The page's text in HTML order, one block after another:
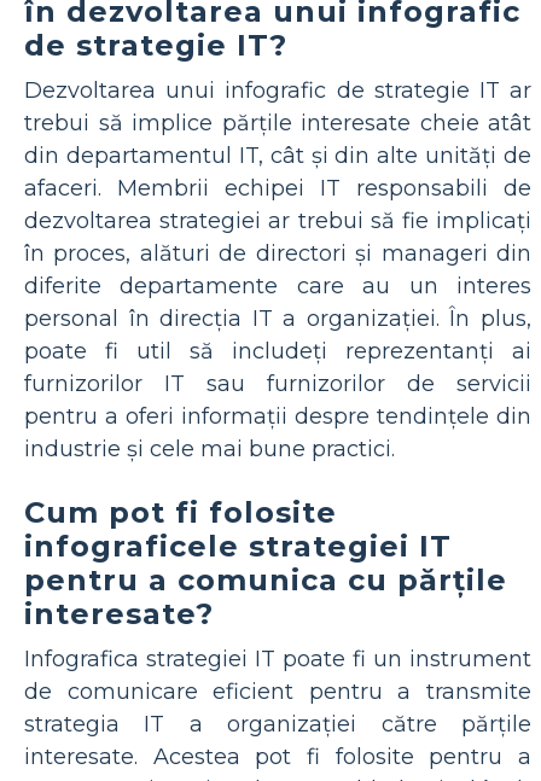
în dezvoltarea unui infografic
de strategie IT?
Dezvoltarea unui infografic de strategie IT ar
trebui să implice părțile interesate cheie atât
din departamentul IT, cât și din alte unități de
afaceri. Membrii echipei IT responsabili de
dezvoltarea strategiei ar trebui să fie implicați
în proces, alături de directori și manageri din
diferite departamente care au un interes
personal în direcția IT a organizației. În plus,
poate fi util să includeți reprezentanți ai
furnizorilor IT sau furnizorilor de servicii
pentru a oferi informații despre tendințele din
industrie și cele mai bune practici.
Cum pot fi folosite
infograficele strategiei IT
pentru a comunica cu părțile
interesate?
Infografica strategiei IT poate fi un instrument
de comunicare eficient pentru a transmite
strategia IT a organizației către părțile
interesate. Acestea pot fi folosite pentru a